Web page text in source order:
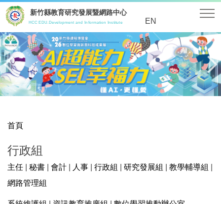
跳
到
主
要
內
容
區
新竹縣教育研究發展暨網路中心
HCC EDU.Development and Information Institute EN
首頁
行政組
主任 秘書 會計 人事 行政組 研究發展組 教學輔導組
網路管理組